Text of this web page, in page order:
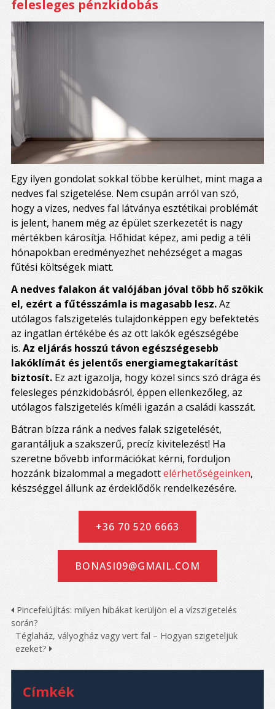
felesleges pénzkidobás
Egy ilyen gondolat sokkal többe kerülhet, mint maga a
nedves fal szigetelése. Nem csupán arról van szó,
hogy a vizes, nedves fal látványa esztétikai problémát
is jelent, hanem még az épület szerkezetét is nagy
mértékben károsítja. Hőhidat képez, ami pedig a téli
hónapokban eredményezhet nehézséget a magas
fűtési költségek miatt.
A nedves falakon át valójában jóval több hő szökik
el, ezért a fűtésszámla is magasabb lesz.Az
utólagos falszigetelés tulajdonképpen egy befektetés
az ingatlan értékébe és az ott lakók egészségébe
is. Az eljárás hosszú távon egészségesebb
lakóklímát és jelentős energiamegtakarítást
biztosít. Ez azt igazolja, hogy közel sincs szó drága és
felesleges pénzkidobásról, éppen ellenkezőleg, az
utólagos falszigetelés kíméli igazán a családi kasszát.
Bátran bízza ránk a nedves falak szigetelését,
garantáljuk a szakszerű, precíz kivitelezést! Ha
szeretne bővebb információkat kérni, forduljon
hozzánk bizalommal a megadottelérhetőségeinken,
készséggel állunk az érdeklődők rendelkezésére.
+36 70 520 6663
BONASI09@GMAIL.COM
Pincefelújítás: milyen hibákat kerüljön el a vízszigetelés
során?
Téglaház, vályogház vagy vert fal – Hogyan szigeteljük
ezeket?
Címkék